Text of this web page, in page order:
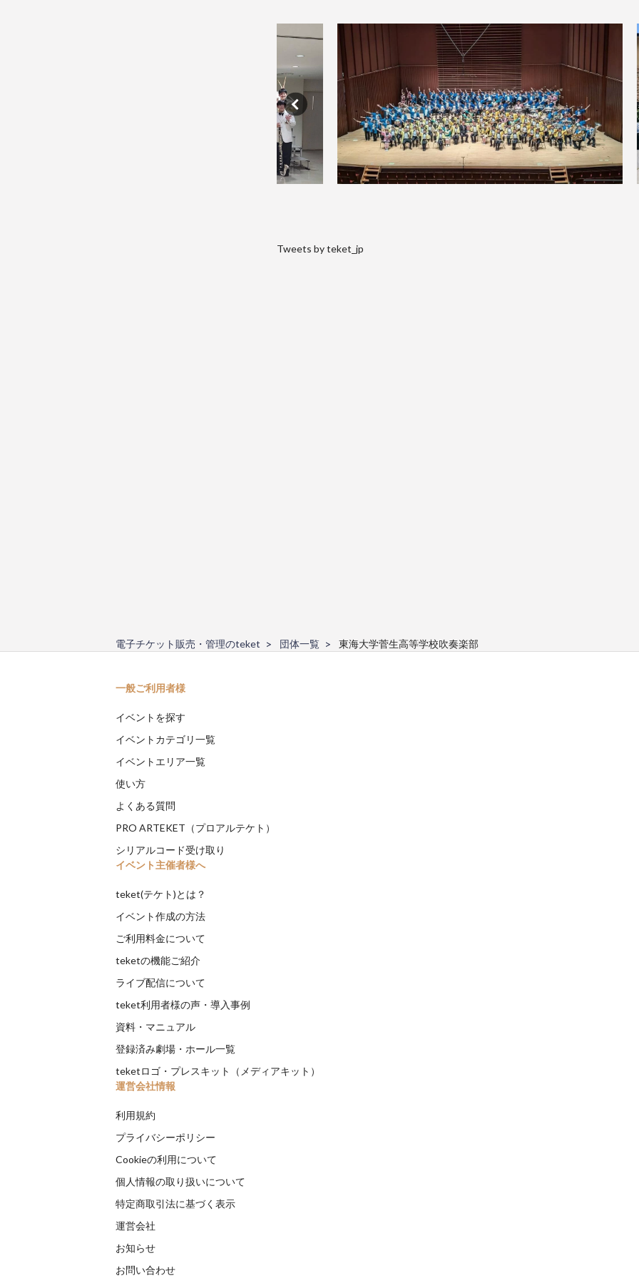
Tweets by teket_jp
電子チケット販売・管理のteket 団体一覧 東海大学菅生高等学校吹奏楽部
一般ご利用者様
イベントを探す
イベントカテゴリ一覧
イベントエリア一覧
使い方
よくある質問
PRO ARTEKET（プロアルテケト）
シリアルコード受け取り
イベント主催者様へ
teket(テケト)とは？
イベント作成の方法
ご利用料金について
teketの機能ご紹介
ライブ配信について
teket利用者様の声・導入事例
資料・マニュアル
登録済み劇場・ホール一覧
teketロゴ・プレスキット（メディアキット）
運営会社情報
利用規約
プライバシーポリシー
Cookieの利用について
個人情報の取り扱いについて
特定商取引法に基づく表示
運営会社
お知らせ
お問い合わせ